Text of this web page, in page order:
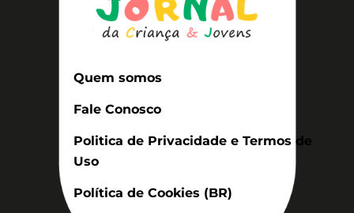
Quem somos
Fale Conosco
Politica de Privacidade e Termos de
Uso
Política de Cookies (BR)